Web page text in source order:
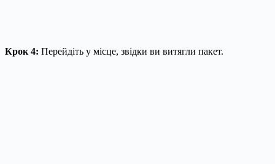
Крок 4: Перейдіть у місце, звідки ви витягли пакет.